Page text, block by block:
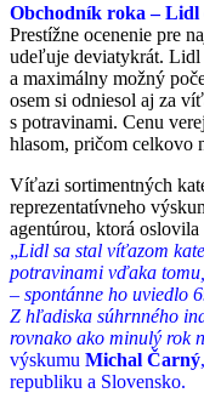
Obchodník roka – Lidl
Prestížne ocenenie pre
udeľuje deviatykrát. Lidl
a maximálny možný
osem si odniesol aj za
s potravinami. Cenu
hlasom, pričom celkovo
Víťazi sortimentných
reprezentatívneho
agentúrou, ktorá
„Lidl sa stal víťazom
potravinami vďaka
– spontánne ho uviedlo
Z hľadiska súhrnného
rovnako ako minulý rok
výskumu Michal Čarný
republiku a Slovensko.